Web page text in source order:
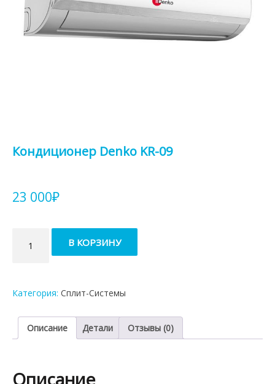
Кондиционер Denko KR-09
23 000₽
товара
09
В КОРЗИНУ
Категория: Сплит-Системы
Описание Детали Отзывы (0)
Описание